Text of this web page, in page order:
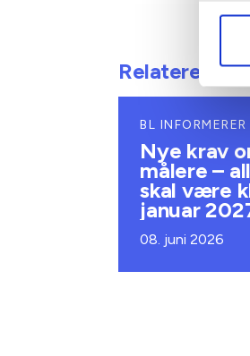
Relateret
BL INFORMERER
Nye krav
målere –
skal være
januar
08. juni 2026